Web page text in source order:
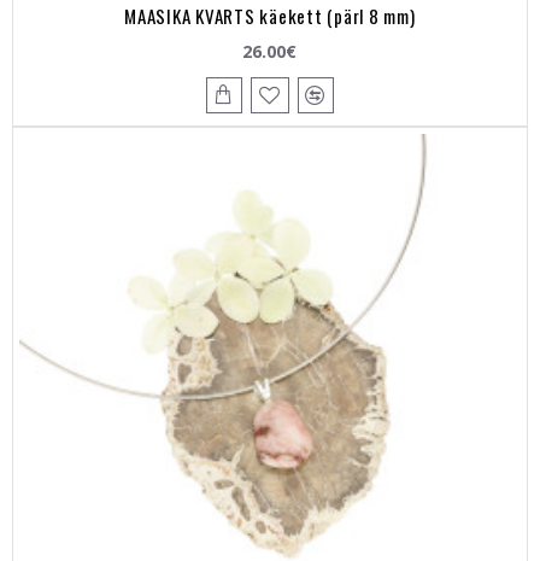
MAASIKA KVARTS käekett (pärl 8 mm)
26.00€